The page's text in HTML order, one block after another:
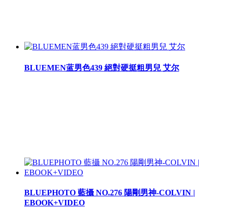
BLUEMEN蓝男色439 絕對硬挺粗男兒 艾尔
BLUEPHOTO 藍攝 NO.276 陽剛男神-COLVIN |
EBOOK+VIDEO